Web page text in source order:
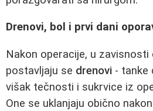
Drenovi, bol i prvi dani
Nakon operacije, u zavisnosti
postavljaju se drenovi - tanke
višak tečnosti i sukrvice iz
One se uklanjaju obično